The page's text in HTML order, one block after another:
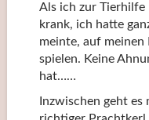
Als ich zur Tierhilfe
krank, ich hatte
meinte, auf meinen
spielen. Keine
hat……
Inzwischen geht